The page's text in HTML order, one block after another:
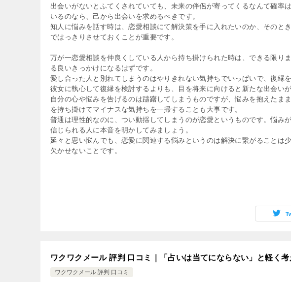
出会いがないとふてくされていても、未来の伴侶が寄ってくるなんて確率
いるのなら、己から出会いを求めるべきです。
知人に悩みを話す時は、恋愛相談にて解決策を手に入れたいのか、そのと
ではっきりさせておくことが重要です。
万が一恋愛相談を仲良くしている人から持ち掛けられた時は、できる限り
る良いきっかけになるはずです。
愛し合った人と別れてしまうのはやりきれない気持ちでいっぱいで、復縁
彼女に執心して復縁を検討するよりも、目を将来に向けると新たな出会い
自分の心や悩みを告げるのは躊躇してしまうものですが、悩みを抱えたま
を持ち掛けてマイナスな気持ちを一掃することも大事です。
普通は理性的なのに、つい動揺してしまうのが恋愛というものです。悩み
信じられる人に本音を明かしてみましょう。
延々と思い悩んでも、恋愛に関連する悩みというのは解決に繋がることは
欠かせないことです。
ワクワクメール 評判 口コミ｜「占いは当てにならない」と軽く
ワクワクメール 評判 口コミ